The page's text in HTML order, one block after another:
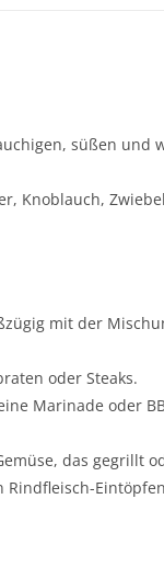
süßen und
Knoblauch,
mit der
oder Steaks.
Marinade oder
das gegrillt